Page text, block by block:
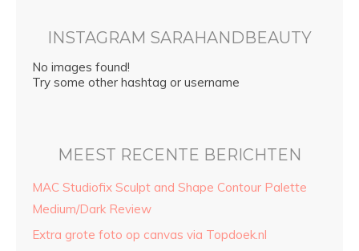
INSTAGRAM SARAHANDBEAUTY
No images found!
Try some other hashtag or username
MEEST RECENTE BERICHTEN
MAC Studiofix Sculpt and Shape Contour Palette
Medium/Dark Review
Extra grote foto op canvas via Topdoek.nl